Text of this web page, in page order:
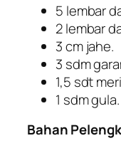
5 lembar
2 lembar
3 cm jahe.
3 sdm
1,5 sdt
1 sdm gula.
Bahan